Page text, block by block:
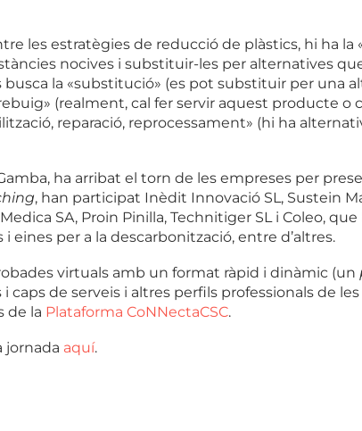
les estratègies de reducció de plàstics, hi ha la
nocives i substituir-les per alternatives
busca la «substitució» (es pot substituir per una
(realment, cal fer servir aquest producte o
reparació, reprocessament» (hi ha
ha arribat el torn de les empreses per
, han participat Inèdit Innovació SL, Sustein
SA, Proin Pinilla, Technitiger SL i Coleo,
per a la descarbonització, entre d’altres.
virtuals amb un format ràpid i dinàmic (un
caps de serveis i altres perfils professionals de
de la Plataforma CoNNectaCSC.
jornada aquí.